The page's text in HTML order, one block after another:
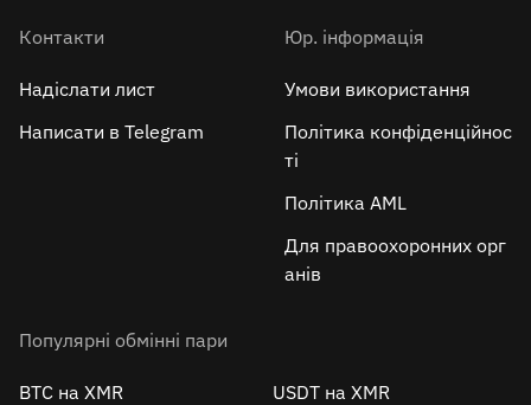
Контакти
Надіслати лист
Написати в Telegram
Юр. інформація
Умови використання
Політика конфіденційнос
ті
Політика AML
Для правоохоронних орг
анів
Популярні обмінні пари
BTC на XMR
USDT на XMR